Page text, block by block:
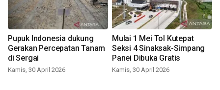
Pupuk Indonesia dukung
Gerakan Percepatan Tanam
di Sergai
Kamis, 30 April 2026
Mulai 1 Mei Tol Kutepat
Seksi 4 Sinaksak-Simpang
Panei Dibuka Gratis
Kamis, 30 April 2026